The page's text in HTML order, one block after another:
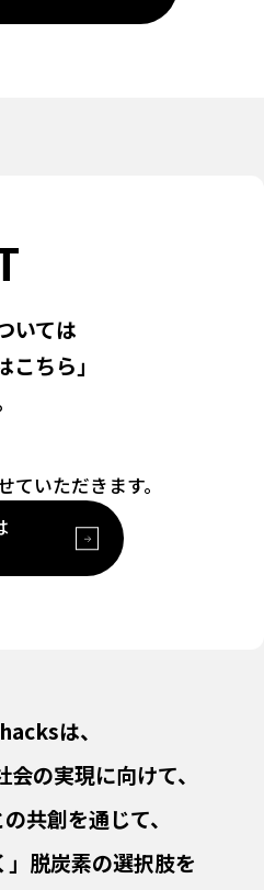
いては
こちら」
いただきます。
は、
の実現に向けて、
共創を通じて、
」脱炭素の選択肢を